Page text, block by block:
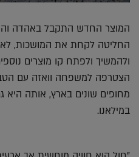
המוצר החדש התקבל באהדה
החליטה לקחת את המושכות,
ולהמשיך ולפתח קו מוצרים
הצטרפה למשפחה וואזה עם
מחופים שונים בארץ, אותה היא
במילאנו.